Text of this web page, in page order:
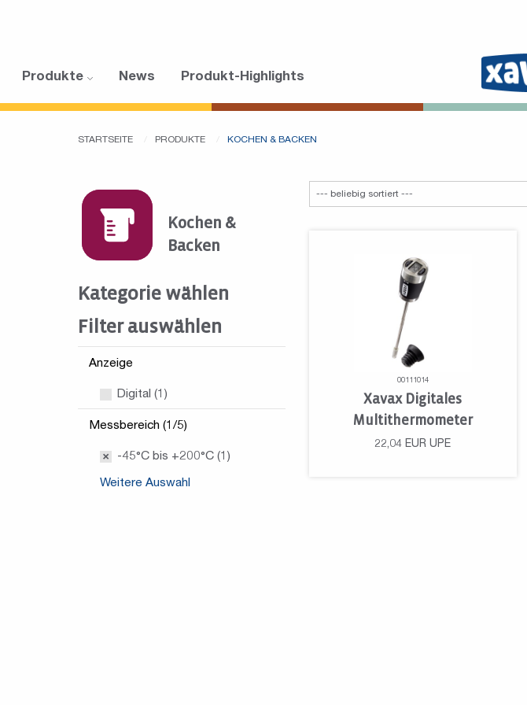
Produkte News Produkt-Highlights
STARTSEITE PRODUKTE KOCHEN & BACKEN
Kochen &
Backen
Kategorie wählen
Filter auswählen
Anzeige
Digital (1)
Messbereich (1/5)
-45°C bis +200°C (1)
Weitere Auswahl
00111014
Xavax Digitales
Multithermometer
22,04 EUR UPE